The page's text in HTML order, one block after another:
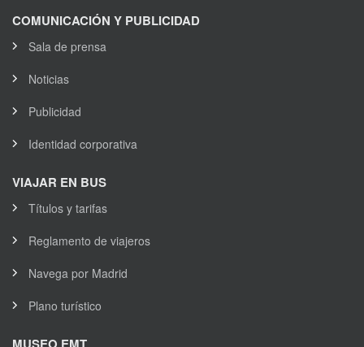
COMUNICACIÓN Y PUBLICIDAD
Sala de prensa
Noticias
Publicidad
Identidad corporativa
VIAJAR EN BUS
Títulos y tarifas
Reglamento de viajeros
Navega por Madrid
Plano turístico